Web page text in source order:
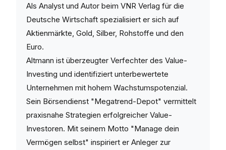
Als Analyst und Autor beim VNR Verlag für die
Deutsche Wirtschaft spezialisiert er sich auf
Aktienmärkte, Gold, Silber, Rohstoffe und den
Euro.
Altmann ist überzeugter Verfechter des Value-
Investing und identifiziert unterbewertete
Unternehmen mit hohem Wachstumspotenzial.
Sein Börsendienst "Megatrend-Depot" vermittelt
praxisnahe Strategien erfolgreicher Value-
Investoren. Mit seinem Motto "Manage dein
Vermögen selbst" inspiriert er Anleger zur